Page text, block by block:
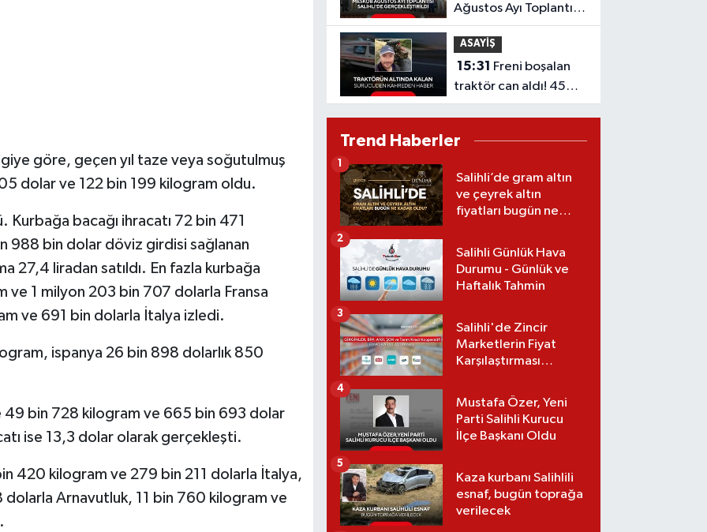
göre, geçen yıl taze veya soğutulmuş
dolar ve 122 bin 199 kilogram oldu.
Kurbağa bacağı ihracatı 72 bin 471
988 bin dolar döviz girdisi sağlanan
27,4 liradan satıldı. En fazla kurbağa
ve 1 milyon 203 bin 707 dolarla Fransa
ve 691 bin dolarla İtalya izledi.
ispanya 26 bin 898 dolarlık 850
49 bin 728 kilogram ve 665 bin 693 dolar
ise 13,3 dolar olarak gerçekleşti.
420 kilogram ve 279 bin 211 dolarla İtalya,
Arnavutluk, 11 bin 760 kilogram ve
Ağustos Ayı Toplantısı
Salihli’de
Gerçekleştirildi
ASAYİŞ
15:31
traktör can aldı! 45
yaşındaki sürücü
Trend Haberler
Salihli’de gram altın
ve çeyrek altın
fiyatları bugün ne
(07.08.2026)
1
Salihli Günlük Hava
Durumu - Günlük ve
Haftalık Tahmin
2
Salihli'de Zincir
Marketlerin Fiyat
Karşılaştırması
3
Mustafa Özer, Yeni
Parti Salihli Kurucu
İlçe Başkanı Oldu
4
Kaza kurbanı Salihlili
esnaf, bugün toprağa
verilecek
5